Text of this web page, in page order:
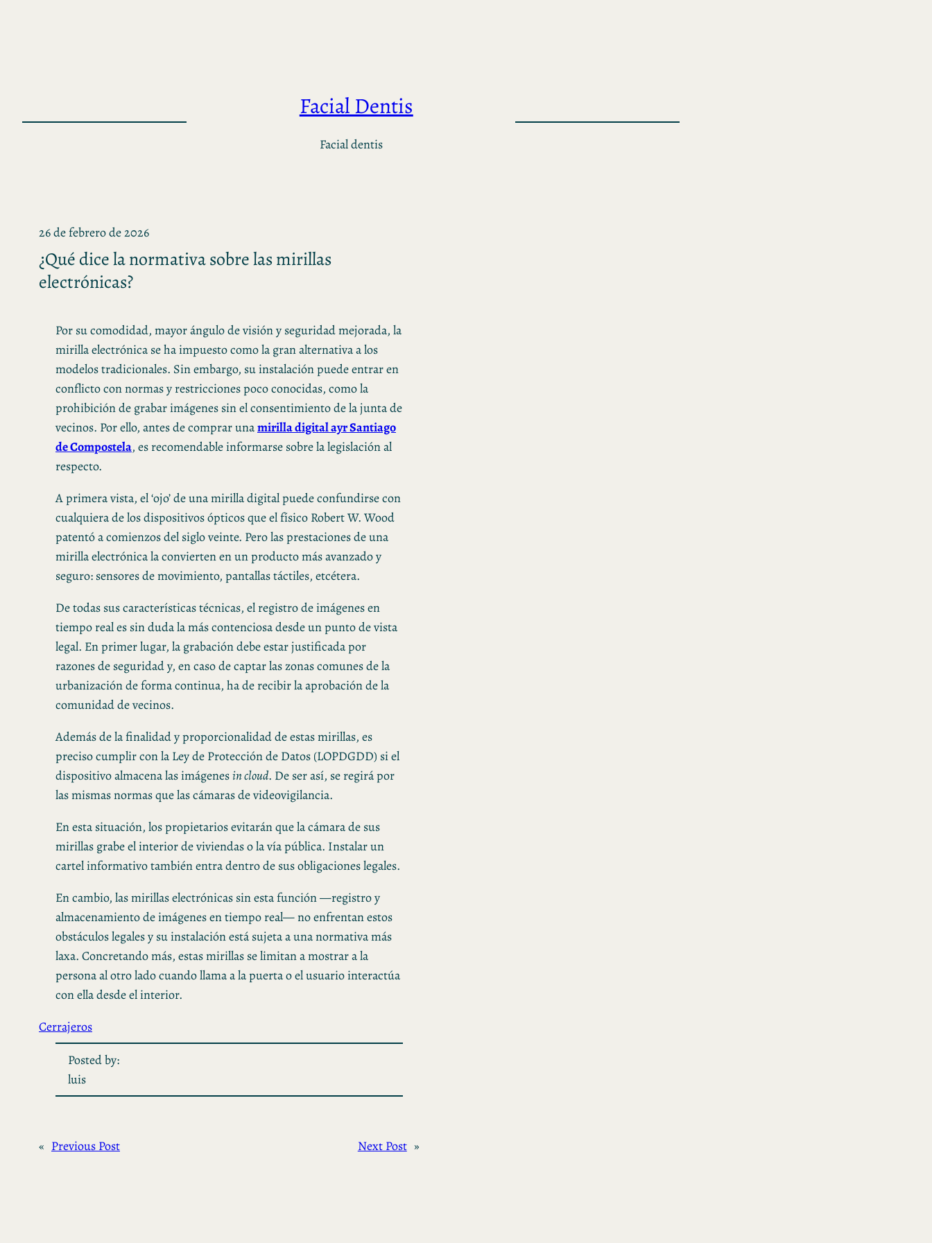
Facial Dentis
Facial dentis
26 de febrero de 2026
¿Qué dice la normativa sobre las mirillas
electrónicas?
Por su comodidad, mayor ángulo de visión y seguridad mejorada, la
mirilla electrónica se ha impuesto como la gran alternativa a los
modelos tradicionales. Sin embargo, su instalación puede entrar en
conflicto con normas y restricciones poco conocidas, como la
prohibición de grabar imágenes sin el consentimiento de la junta de
vecinos. Por ello, antes de comprar unamirilla digital ayr Santiago
de Compostela, es recomendable informarse sobre la legislación al
respecto.
A primera vista, el ‘ojo’ de una mirilla digital puede confundirse con
cualquiera de los dispositivos ópticos que el físico Robert W. Wood
patentó a comienzos del siglo veinte. Pero las prestaciones de una
mirilla electrónica la convierten en un producto más avanzado y
seguro: sensores de movimiento, pantallas táctiles, etcétera.
De todas sus características técnicas, el registro de imágenes en
tiempo real es sin duda la más contenciosa desde un punto de vista
legal. En primer lugar, la grabación debe estar justificada por
razones de seguridad y, en caso de captar las zonas comunes de la
urbanización de forma continua, ha de recibir la aprobación de la
comunidad de vecinos.
Además de la finalidad y proporcionalidad de estas mirillas, es
preciso cumplir con la Ley de Protección de Datos (LOPDGDD) si el
dispositivo almacena las imágenesin cloud. De ser así, se regirá por
las mismas normas que las cámaras de videovigilancia.
En esta situación, los propietarios evitarán que la cámara de sus
mirillas grabe el interior de viviendas o la vía pública. Instalar un
cartel informativo también entra dentro de sus obligaciones legales.
En cambio, las mirillas electrónicas sin esta función —registro y
almacenamiento de imágenes en tiempo real— no enfrentan estos
obstáculos legales y su instalación está sujeta a una normativa más
laxa. Concretando más, estas mirillas se limitan a mostrar a la
persona al otro lado cuando llama a la puerta o el usuario interactúa
con ella desde el interior.
Cerrajeros
Posted by:
luis
« Previous Post Next Post »